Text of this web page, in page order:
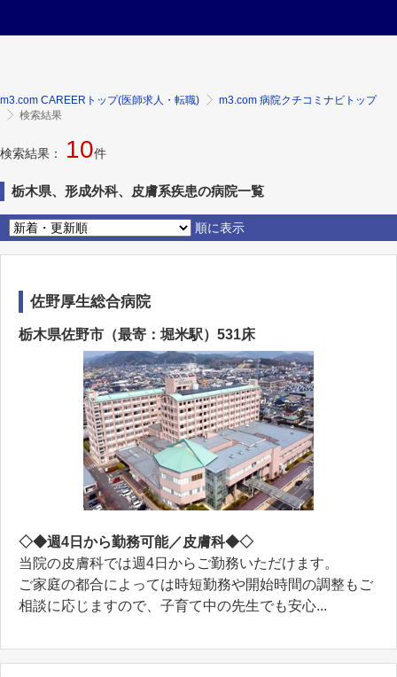
m3.com CAREERトップ(医師求人・転職)
m3.com 病院クチコミナビトップ
検索結果
検索結果： 10件
栃木県、形成外科、皮膚系疾患の病院一覧
順に表示
佐野厚生総合病院
栃木県佐野市（最寄：堀米駅）531床
◇◆週4日から勤務可能／皮膚科◆◇
当院の皮膚科では週4日からご勤務いただけます。
ご家庭の都合によっては時短勤務や開始時間の調整もご
相談に応じますので、子育て中の先生でも安心...